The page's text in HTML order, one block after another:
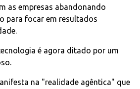
as empresas abandonando
para focar em resultados
é agora ditado por um
na "realidade agêntica" que